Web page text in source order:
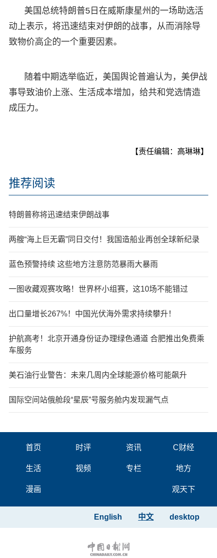
美国总统特朗普5日在威斯康星州的一场助选活
动上表示，将迅速结束对伊朗的战事，从而消除导
致物价高企的一个重要因素。
随着中期选举临近，美国舆论普遍认为，美伊战
事导致油价上涨、生活成本增加，给共和党选情造
成压力。
【责任编辑：高琳琳】
推荐阅读
特朗普称将迅速结束伊朗战事
两艘“海上巨无霸”同日交付！我国造船业再创全球新纪录
蓝色预警持续 这些地方注意防范暴雨大暴雨
一图收藏观赛攻略！世界杯小组赛，这10场不能错过
出口量增长267%！中国光伏海外需求持续攀升！
护航高考！北京开通身份证办理绿色通道 合肥推出免费乘
车服务
美石油行业警告：未来几周内全球能源价格可能飙升
国际空间站俄舱段“星辰”号服务舱内发现漏气点
首页 时评 资讯 C财经
生活 视频 专栏 地方
漫画 观天下
desktop
中文
English